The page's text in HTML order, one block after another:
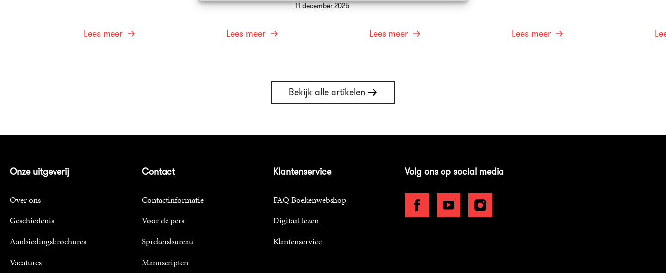
Lees meer Lees meer
11 december 2025
Lees meer Lees meer
Bekijk alle artikelen
Onze uitgeverij
Over ons
Geschiedenis
Aanbiedingsbrochures
Vacatures
Contact
Contactinformatie
Voor de pers
Sprekersbureau
Manuscripten
Klantenservice
FAQ Boekenwebshop
Digitaal lezen
Klantenservice
Volg ons op social media